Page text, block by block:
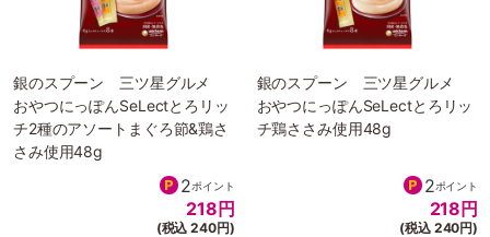
銀のスプーン 三ツ星グルメ
おやつにっぽんSeLectとろリッ
チ2種のアソートまぐろ節&鶏さ
さみ使用48g
2ポイント
218 円
(税込 240円)
銀のスプーン 三ツ星グルメ
おやつにっぽんSeLectとろリッ
チ鶏ささみ使用48g
2ポイント
218 円
(税込 240円)